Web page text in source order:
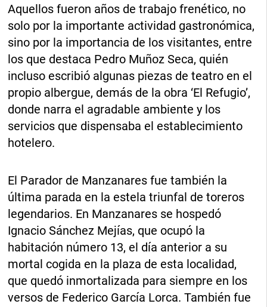
Aquellos fueron años de trabajo frenético, no
solo por la importante actividad gastronómica,
sino por la importancia de los visitantes, entre
los que destaca Pedro Muñoz Seca, quién
incluso escribió algunas piezas de teatro en el
propio albergue, demás de la obra ‘El Refugio’,
donde narra el agradable ambiente y los
servicios que dispensaba el establecimiento
hotelero.
El Parador de Manzanares fue también la
última parada en la estela triunfal de toreros
legendarios. En Manzanares se hospedó
Ignacio Sánchez Mejías, que ocupó la
habitación número 13, el día anterior a su
mortal cogida en la plaza de esta localidad,
que quedó inmortalizada para siempre en los
versos de Federico García Lorca. También fue